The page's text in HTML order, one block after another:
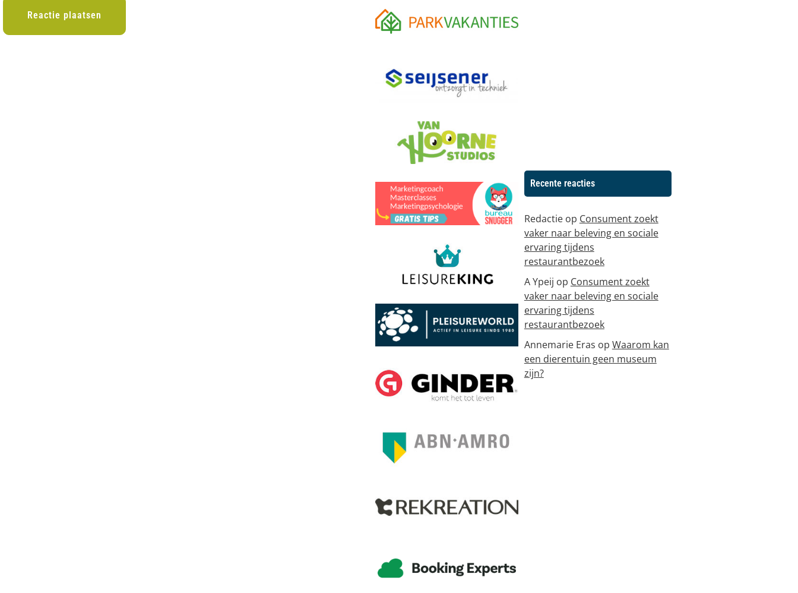
Recente reacties
Redactieop Consument zoekt
vaker naar beleving en sociale
ervaring tijdens
restaurantbezoek
A Ypeij op Consument zoekt
vaker naar beleving en sociale
ervaring tijdens
restaurantbezoek
Annemarie Eras op Waarom kan
een dierentuin geen museum
zijn?